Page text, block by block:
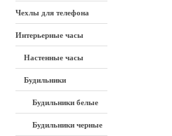
Чехлы для телефона
Интерьерные часы
Настенные часы
Будильники
Будильники белые
Будильники черные